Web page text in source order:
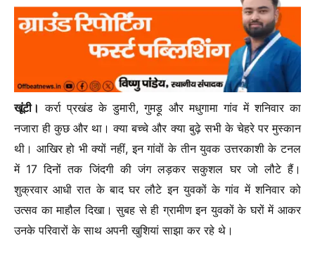
खूंटी। कर्रा प्रखंड के डुमारी, गुमड़ू और मधुगामा गांव में शनिवार का
नजारा ही कुछ और था। क्या बच्चे और क्या बुढ़े सभी के चेहरे पर मुस्कान
थी। आखिर हो भी क्यों नहीं, इन गांवों के तीन युवक उत्तरकाशी के टनल
में 17 दिनों तक जिंदगी की जंग लड़कर सकुशल घर जो लौटे हैं।
शुक्रवार आधी रात के बाद घर लौटे इन युवकों के गांव में शनिवार को
उत्सव का माहौल दिखा। सुबह से ही ग्रामीण इन युवकों के घरों में आकर
उनके परिवारों के साथ अपनी खुशियां साझा कर रहे थे।